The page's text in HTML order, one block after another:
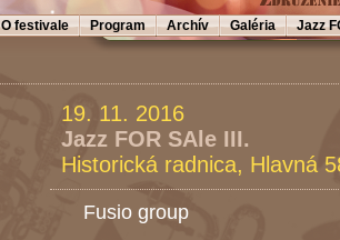
O festivale Program Archív Galéria Jazz
19. 11. 2016
Jazz FOR SAle III.
Historická radnica, Hlavná
Fusio group